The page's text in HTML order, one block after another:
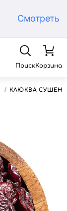
Смотреть
ПоискКорзина
КЛЮКВА